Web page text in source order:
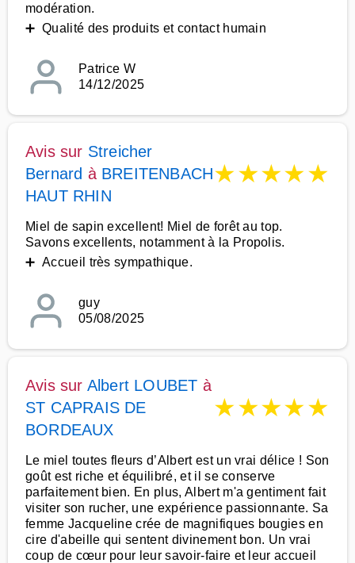
modération.
➕ Qualité des produits et contact humain
Patrice W
14/12/2025
Avis sur Streicher
Bernard à BREITENBACH
HAUT RHIN
★★★★★
Miel de sapin excellent! Miel de forêt au top.
Savons excellents, notamment à la Propolis.
➕ Accueil très sympathique.
guy
05/08/2025
Avis sur Albert LOUBET à
ST CAPRAIS DE
BORDEAUX
★★★★★
Le miel toutes fleurs d’Albert est un vrai délice ! Son
goût est riche et équilibré, et il se conserve
parfaitement bien. En plus, Albert m'a gentiment fait
visiter son rucher, une expérience passionnante. Sa
femme Jacqueline crée de magnifiques bougies en
cire d'abeille qui sentent divinement bon. Un vrai
coup de cœur pour leur savoir-faire et leur accueil